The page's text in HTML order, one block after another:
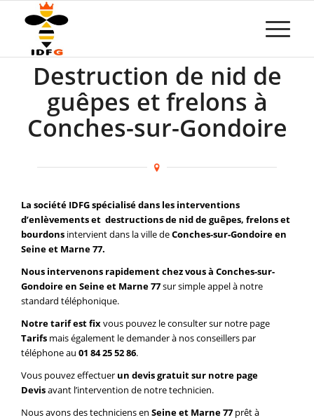
Destruction de nid de
guêpes et frelons à
Conches-sur-Gondoire
La société IDFG spécialisé dans les interventions
d’enlèvements et destructions de nid de guêpes, frelons et
bourdons intervient dans la ville deConches-sur-Gondoire en
Seine et Marne 77.
Nous intervenons rapidement chez vous à Conches-sur-
Gondoire en Seine et Marne 77sur simple appel à notre
standard téléphonique.
Notre tarif est fixvous pouvez le consulter sur notre page
Tarifs mais également le demander à nos conseillers par
téléphone au 01 84 25 52 86.
Vous pouvez effectuer un devis gratuit sur notre page
Devisavant l’intervention de notre technicien.
Nous avons des techniciens en Seine et Marne 77 prêt à